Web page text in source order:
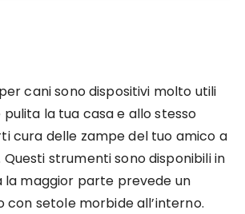
cani sono dispositivi molto utili
la tua casa e allo stesso
cura delle zampe del tuo amico a
strumenti sono disponibili in
la maggior parte prevede un
con setole morbide all’interno.